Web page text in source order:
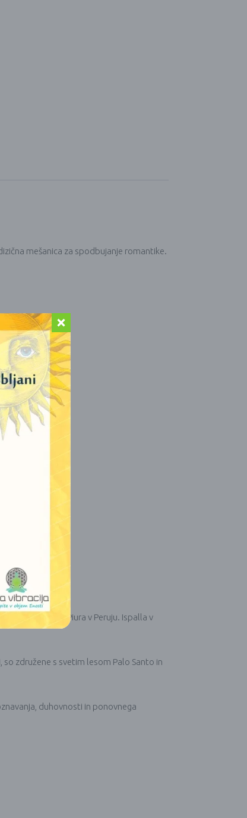
mešanica za spodbujanje romantike.
mesta Piura v Peruju. Ispalla v
združene s svetim lesom Palo Santo in
duhovnosti in ponovnega